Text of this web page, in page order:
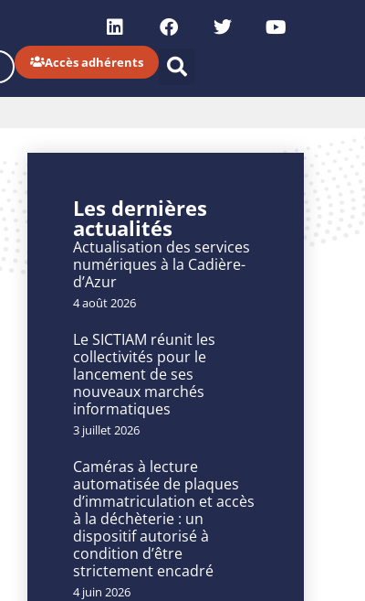
Accès adhérents
Les dernières
actualités
Actualisation des services
numériques à la Cadière-
d’Azur
4 août 2026
Le SICTIAM réunit les
collectivités pour le
lancement de ses
nouveaux marchés
informatiques
3 juillet 2026
Caméras à lecture
automatisée de plaques
d’immatriculation et accès
à la déchèterie : un
dispositif autorisé à
condition d’être
strictement encadré
4 juin 2026